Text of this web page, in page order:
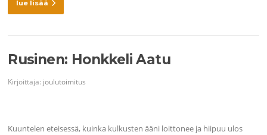
lue lisää
Rusinen: Honkkeli Aatu
Kirjoittaja: joulutoimitus
Kuuntelen eteisessä, kuinka kulkusten ääni loittonee ja hiipuu ulos